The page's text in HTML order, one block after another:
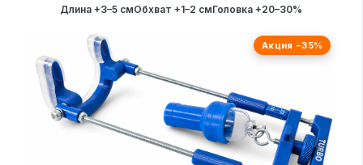
Длина +3–5 смОбхват +1–2 смГоловка +20–30%
Акция −35%